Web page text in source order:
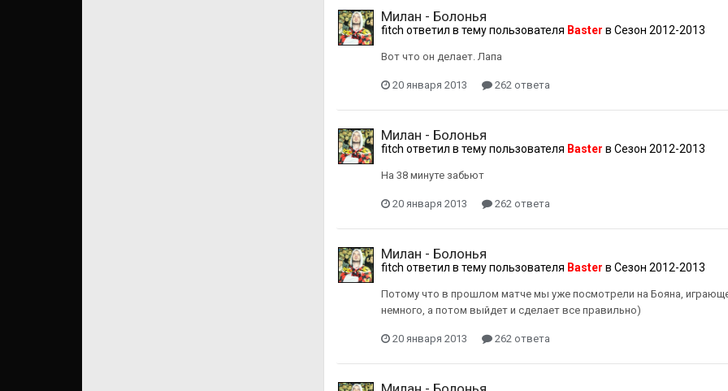
Милан - Болонья
fitch ответил в тему пользователя Baster в Сезон 2012-2013
Вот что он делает. Лапа
20 января 2013 262 ответа
Милан - Болонья
fitch ответил в тему пользователя Baster в Сезон 2012-2013
На 38 минуте забьют
20 января 2013 262 ответа
Милан - Болонья
fitch ответил в тему пользователя Baster в Сезон 2012-2013
Потому что в прошлом матче мы уже посмотрели на Бояна,
немного, а потом выйдет и сделает все правильно)
20 января 2013 262 ответа